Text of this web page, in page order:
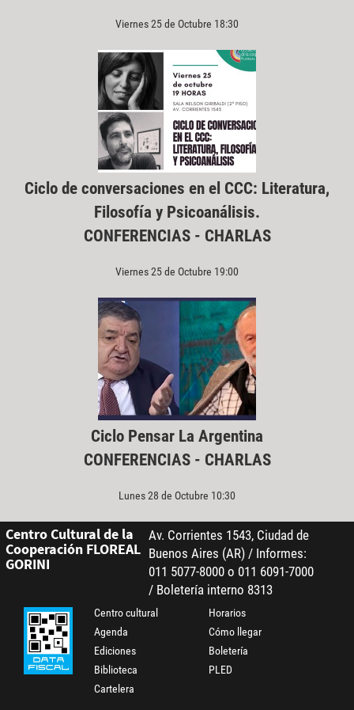
Viernes 25 de Octubre 18:30
Ciclo de conversaciones en el CCC: Literatura,
Filosofía y Psicoanálisis.
CONFERENCIAS - CHARLAS
Viernes 25 de Octubre 19:00
Ciclo Pensar La Argentina
CONFERENCIAS - CHARLAS
Lunes 28 de Octubre 10:30
Centro Cultural de la
Cooperación FLOREAL
GORINI
Av. Corrientes 1543, Ciudad de
Buenos Aires (AR) / Informes:
011 5077-8000 o 011 6091-7000
/ Boletería interno 8313
Centro cultural
Agenda
Ediciones
Biblioteca
Cartelera
Horarios
Cómo llegar
Boletería
PLED